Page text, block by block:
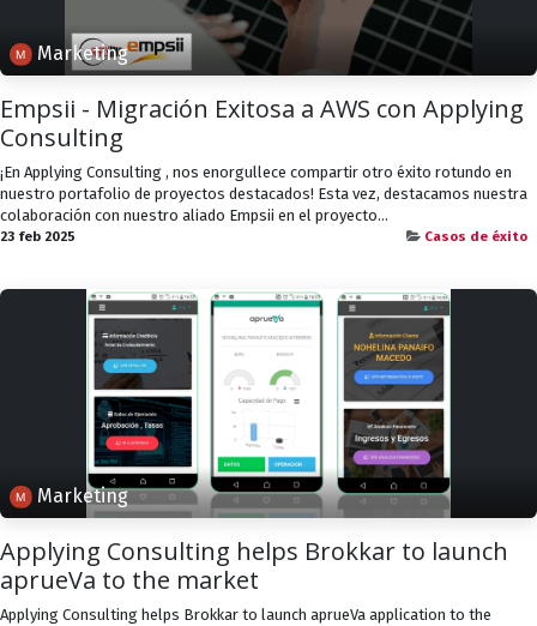
Marketing
Empsii - Migración Exitosa a AWS con Applying
Consulting
¡En Applying Consulting , nos enorgullece compartir otro éxito rotundo en
nuestro portafolio de proyectos destacados! Esta vez, destacamos nuestra
colaboración con nuestro aliado Empsii en el proyecto...
23 feb 2025 Casos de éxito
Marketing
Applying Consulting helps Brokkar to launch
aprueVa to the market
Applying Consulting helps Brokkar to launch aprueVa application to the